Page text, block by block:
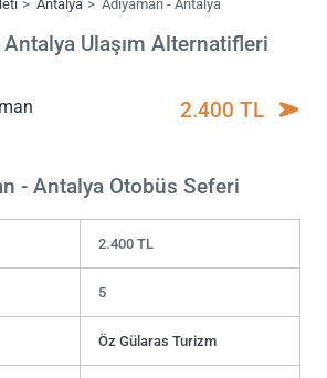
Antalya Adıyaman - Antalya
Antalya Ulaşım Alternatifleri
2.400 TL
- Antalya Otobüs Seferi
2.400 TL
5
Öz Gülaras Turizm